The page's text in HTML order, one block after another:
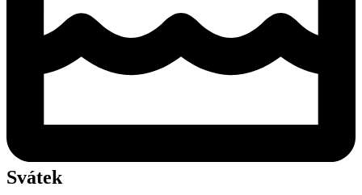
Svátek